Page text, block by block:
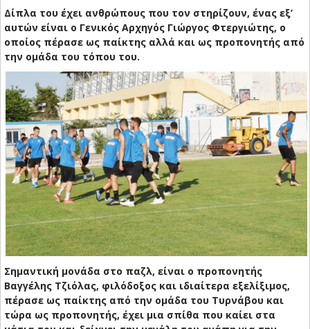
Δίπλα του έχει ανθρώπους που τον στηρίζουν, ένας εξ’
αυτών είναι ο Γενικός Αρχηγός Γιώργος Φτεργιώτης, ο
οποίος πέρασε ως παίκτης αλλά και ως προπονητής από
την ομάδα του τόπου του.
Σημαντική μονάδα στο παζλ, είναι ο προπονητής
Βαγγέλης Τζιόλας, φιλόδοξος και ιδιαίτερα εξελίξιμος,
πέρασε ως παίκτης από την ομάδα του Τυρνάβου και
τώρα ως προπονητής, έχει μια σπίθα που καίει στα